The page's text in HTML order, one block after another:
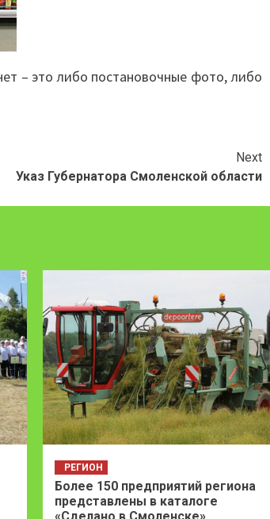
– это либо постановочные фото, либо
Next
Указ Губернатора Смоленской области
РЕГИОН
Более 150 предприятий региона
представлены в каталоге